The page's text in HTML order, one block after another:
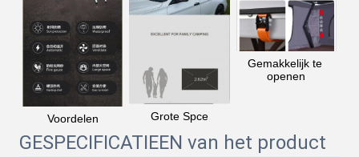
Voordelen Grote Spce
Gemakkelijk te
openen
GESPECIFICATIEEN van het product